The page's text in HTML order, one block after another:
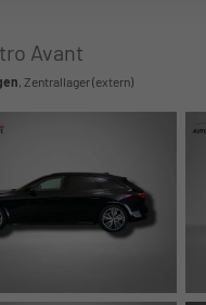
Avant
, Zentrallager (extern)